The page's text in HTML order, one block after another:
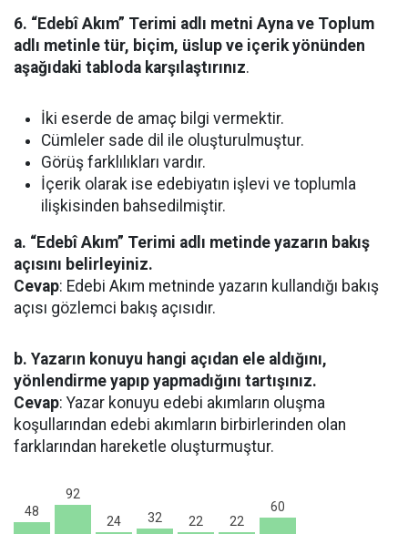
6. “Edebî Akım” Terimi adlı metni Ayna ve Toplum
adlı metinle tür, biçim, üslup ve içerik yönünden
aşağıdaki tabloda karşılaştırınız.
İki eserde de amaç bilgi vermektir.
Cümleler sade dil ile oluşturulmuştur.
Görüş farklılıkları vardır.
İçerik olarak ise edebiyatın işlevi ve toplumla
ilişkisinden bahsedilmiştir.
a. “Edebî Akım” Terimi adlı metinde yazarın bakış
açısını belirleyiniz.
Cevap: Edebi Akım metninde yazarın kullandığı bakış
açısı gözlemci bakış açısıdır.
b. Yazarın konuyu hangi açıdan ele aldığını,
yönlendirme yapıp yapmadığını tartışınız.
Cevap: Yazar konuyu edebi akımların oluşma
koşullarından edebi akımların birbirlerinden olan
farklarından hareketle oluşturmuştur.
48
92
24
32 22 22
60